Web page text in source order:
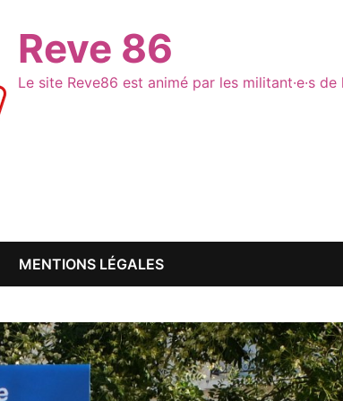
Reve 86
Le site Reve86 est animé par les militant·e·s
MENTIONS LÉGALES